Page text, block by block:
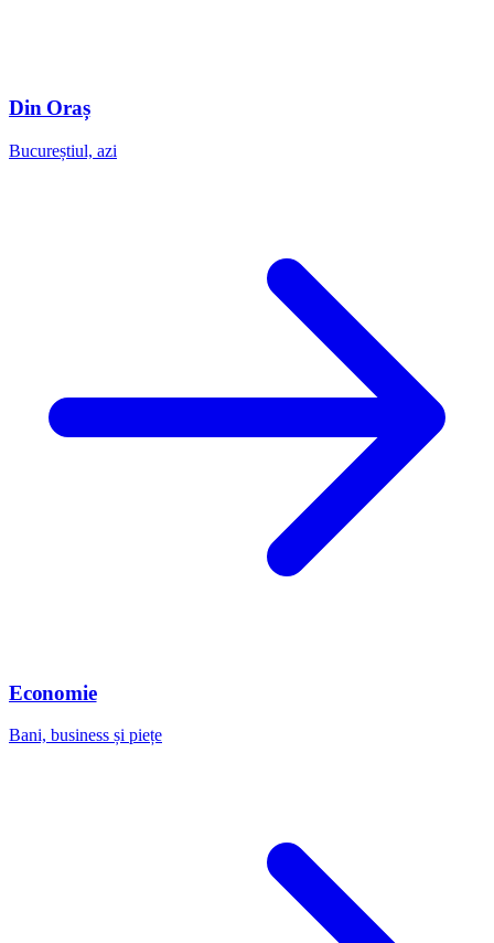
Din Oraș
Bucureștiul, azi
Economie
Bani, business și piețe